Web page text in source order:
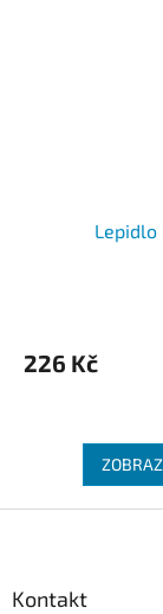
Lepidlo
226 Kč
Kontakt